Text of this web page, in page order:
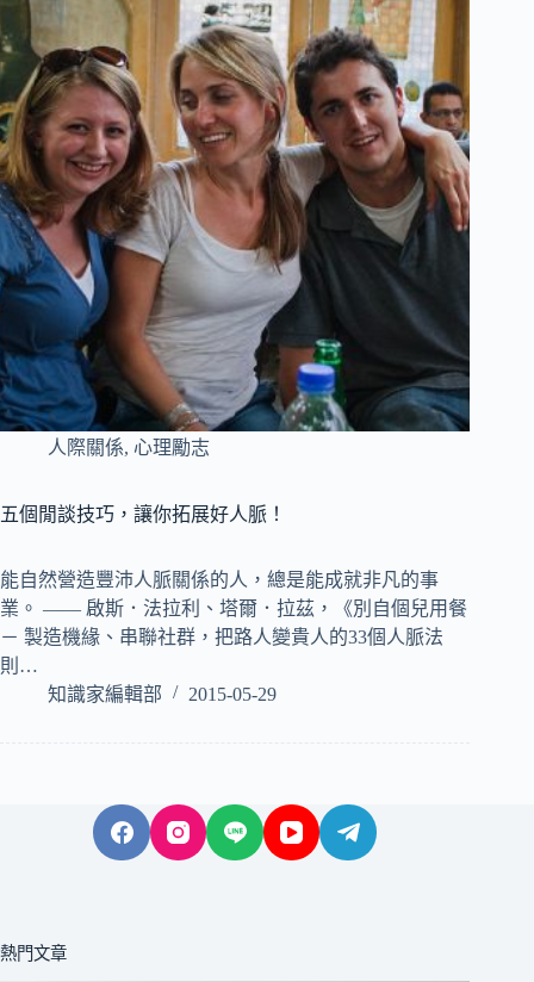
人際關係, 心理勵志
五個閒談技巧，讓你拓展好人脈！
能自然營造豐沛人脈關係的人，總是能成就非凡的事
業。 —— 啟斯．法拉利、塔爾．拉茲，《別自個兒用餐
－ 製造機緣、串聯社群，把路人變貴人的33個人脈法
則…
知識家編輯部
2015-05-29
熱門文章